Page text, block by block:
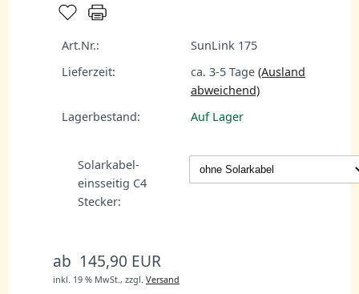
Art.Nr.:
SunLink 175
Lieferzeit:
ca. 3-5 Tage (Ausland
abweichend)
Lagerbestand:
Auf Lager
Solarkabel-
einsseitig C4
Stecker:
ab 145,90 EUR
inkl. 19 % MwSt., zzgl. Versand